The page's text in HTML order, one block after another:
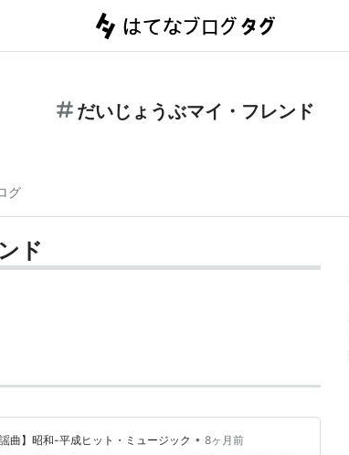
だいじょうぶマイ・フレンド
グ
ド
曲】昭和-平成ヒット・ミュージック • 8ヶ月前